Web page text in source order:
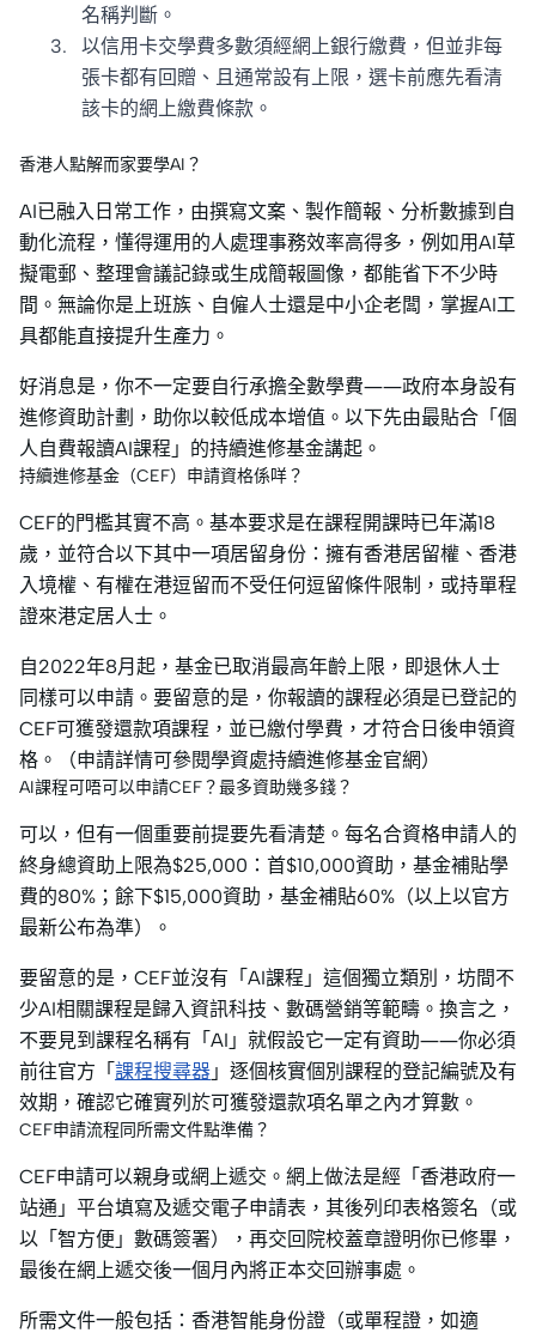
名稱判斷。
以信用卡交學費多數須經網上銀行繳費，但並非每
張卡都有回贈、且通常設有上限，選卡前應先看清
該卡的網上繳費條款。
香港人點解而家要學AI？
AI已融入日常工作，由撰寫文案、製作簡報、分析數據到自
動化流程，懂得運用的人處理事務效率高得多，例如用AI草
擬電郵、整理會議記錄或生成簡報圖像，都能省下不少時
間。無論你是上班族、自僱人士還是中小企老闆，掌握AI工
具都能直接提升生產力。
好消息是，你不一定要自行承擔全數學費——政府本身設有
進修資助計劃，助你以較低成本增值。以下先由最貼合「個
人自費報讀AI課程」的持續進修基金講起。
持續進修基金（CEF）申請資格係咩？
CEF的門檻其實不高。基本要求是在課程開課時已年滿18
歲，並符合以下其中一項居留身份：擁有香港居留權、香港
入境權、有權在港逗留而不受任何逗留條件限制，或持單程
證來港定居人士。
自2022年8月起，基金已取消最高年齡上限，即退休人士
同樣可以申請。要留意的是，你報讀的課程必須是已登記的
CEF可獲發還款項課程，並已繳付學費，才符合日後申領資
格。（申請詳情可參閱學資處持續進修基金官網）
AI課程可唔可以申請CEF？最多資助幾多錢？
可以，但有一個重要前提要先看清楚。每名合資格申請人的
終身總資助上限為$25,000：首$10,000資助，基金補貼學
費的80%；餘下$15,000資助，基金補貼60%（以上以官方
最新公布為準）。
要留意的是，CEF並沒有「AI課程」這個獨立類別，坊間不
少AI相關課程是歸入資訊科技、數碼營銷等範疇。換言之，
不要見到課程名稱有「AI」就假設它一定有資助——你必須
前往官方「課程搜尋器 」逐個核實個別課程的登記編號及有
效期，確認它確實列於可獲發還款項名單之內才算數。
CEF申請流程同所需文件點準備？
CEF申請可以親身或網上遞交。網上做法是經「香港政府一
站通」平台填寫及遞交電子申請表，其後列印表格簽名（或
以「智方便」數碼簽署），再交回院校蓋章證明你已修畢，
最後在網上遞交後一個月內將正本交回辦事處。
所需文件一般包括：香港智能身份證（或單程證，如適